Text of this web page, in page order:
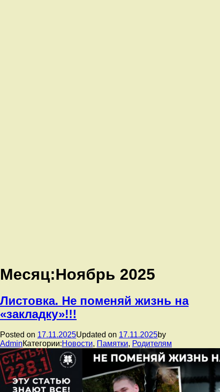
Месяц:Ноябрь 2025
Листовка. Не поменяй жизнь на
«закладку»!!!
Posted on 17.11.2025Updated on 17.11.2025by
AdminКатегории:Новости, Памятки, Родителям